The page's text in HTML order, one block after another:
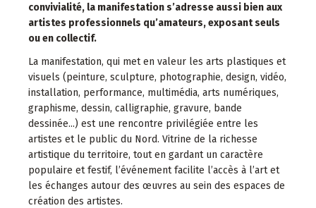
convivialité, la manifestation s’adresse aussi bien aux
artistes professionnels qu’amateurs, exposant seuls
ou en collectif.
La manifestation, qui met en valeur les arts plastiques et
visuels (peinture, sculpture, photographie, design, vidéo,
installation, performance, multimédia, arts numériques,
graphisme, dessin, calligraphie, gravure, bande
dessinée...) est une rencontre privilégiée entre les
artistes et le public du Nord. Vitrine de la richesse
artistique du territoire, tout en gardant un caractère
populaire et festif, l’événement facilite l’accès à l’art et
les échanges autour des œuvres au sein des espaces de
création des artistes.